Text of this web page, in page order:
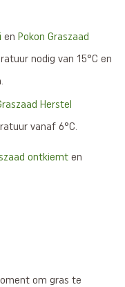
en Pokon Graszaad
nodig van 15°C en
Herstel
vanaf 6°C.
ontkiemt en
om gras te